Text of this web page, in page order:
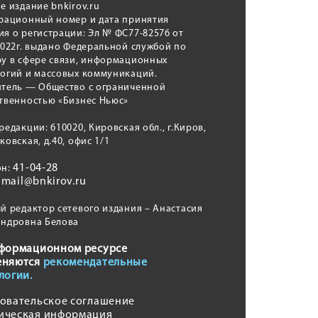
издание bnkirov.ru
номер и дата принятия
о регистрации: Эл № ФС77-82576 от
выдано Федеральной службой по
в сфере связи, информационных
и массовых коммуникаций.
— Общество с ограниченной
«Бизнес Ньюс»
610020, Кировская обл., г.Киров,
д.40, офис 1/1
41-04-28
mail@bnkirov.ru
редактор сетевого издания – Анастасия
Белова
ресурсе
рекомендательные
соглашение
информация